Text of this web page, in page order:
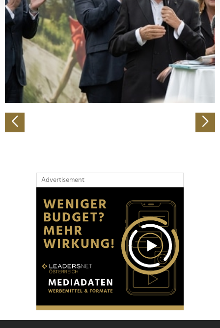
Erfahren Sie mehr darüber, wie Ihre persönlichen Daten
verarbeitet werden, und legen Sie Ihre Präferenzen im
Abschnitt Einzelheiten
Wir verwenden Cookies, um Inhalte und Anzeigen zu
personalisieren, Funktionen für soziale Medien anbieten
zu können und die Zugriffe auf unsere Website zu
analysieren. Außerdem geben wir Informationen zu Ihrer
Verwendung unserer Website an unsere Partner für
Partner führen diese Informationen möglicherweise mit
weiteren Daten zusammen, die Sie ihnen bereitgestellt
Advertisement